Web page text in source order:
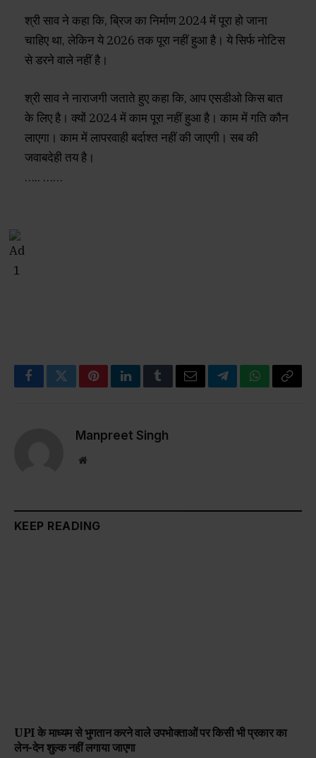
श्री साव ने कहा कि, ब्रिज का निर्माण 2024 में पूरा हो जाना
चाहिए था, लेकिन ये 2026 तक पूरा नहीं हुआ है। ये सिर्फ नोटिस
से डरने वाले नहीं है।
श्री साव ने नाराजगी जताते हुए कहा कि, आप एसडीओ किस बात
के लिए है। क्यों 2024 में काम पूरा नहीं हुआ है। काम में गति कौन
लाएगा। काम में लापरवाही बर्दाश्त नहीं की जाएगी। सब की
जवाबदेही तय है।
….. ……
FacebookTwitterPinterestLinkedInTumblrEmailTelegramWhatsApp
Copy
Manpreet Singh
Website
KEEP READING
UPI के माध्यम से भुगतान करने वाले उपभोक्ताओं पर किसी भी प्रकार का
लेन-देन शुल्क नहीं लगाया जाएगा